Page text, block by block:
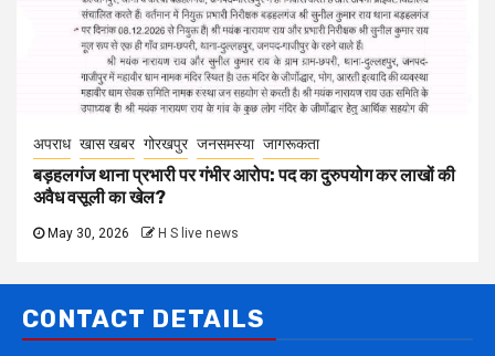
अपराध खास खबर गोरखपुर जनसमस्या जागरूकता
बड़हलगंज थाना प्रभारी पर गंभीर आरोप: पद का दुरुपयोग कर लाखों की
अवैध वसूली का खेल?
May 30, 2026 H S live news
CONTACT DETAILS